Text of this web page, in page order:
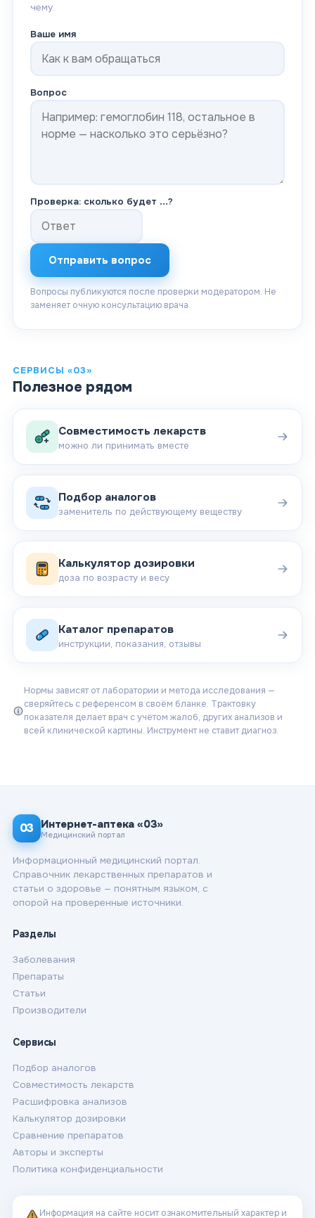
чему.
Ваше имя
Вопрос
Проверка: сколько будет …?
Отправить вопрос
Вопросы публикуются после проверки модератором. Не
заменяет очную консультацию врача.
СЕРВИСЫ «03»
Полезное рядом
Совместимость лекарств
можно ли принимать вместе
Подбор аналогов
заменитель по действующему веществу
Калькулятор дозировки
доза по возрасту и весу
Каталог препаратов
инструкции, показания, отзывы
Нормы зависят от лаборатории и метода исследования —
сверяйтесь с референсом в своём бланке. Трактовку
показателя делает врач с учётом жалоб, других анализов и
всей клинической картины. Инструмент не ставит диагноз.
03 Интернет-аптека «03»
Медицинский портал
Информационный медицинский портал.
Справочник лекарственных препаратов и
статьи о здоровье — понятным языком, с
опорой на проверенные источники.
Разделы
Заболевания
Препараты
Статьи
Производители
Сервисы
Подбор аналогов
Совместимость лекарств
Расшифровка анализов
Калькулятор дозировки
Сравнение препаратов
Авторы и эксперты
Политика конфиденциальности
Информация на сайте носит ознакомительный характер и